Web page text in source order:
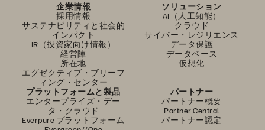
企業情報
採用情報
サステナビリティと社会的
インパクト
IR（投資家向け情報）
経営陣
所在地
エグゼクティブ・ブリーフ
ィング・センター
ソリューション
AI（人工知能）
クラウド
サイバー・レジリエンス
データ保護
データベース
仮想化
プラットフォームと製品
エンタープライズ・デー
タ・クラウド
Everpure プラットフォーム
パートナー
パートナー概要
Partner Central
パートナー認定